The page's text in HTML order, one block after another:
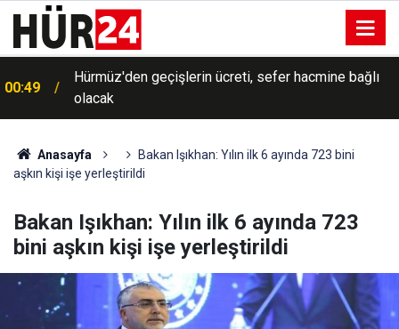
00:49
Hürmüz'den geçişlerin ücreti, sefer hacmine bağlı
olacak
Anasayfa
Bakan Işıkhan: Yılın ilk 6 ayında 723 bini
aşkın kişi işe yerleştirildi
Bakan Işıkhan: Yılın ilk 6 ayında 723
bini aşkın kişi işe yerleştirildi